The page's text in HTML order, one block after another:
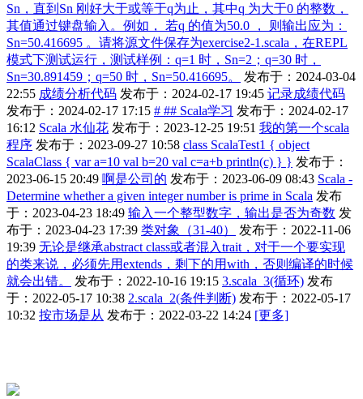
Sn，直到Sn 刚好大于或等于q为止，其中q 为大于0 的整数，
其值通过键盘输入。例如， 若q 的值为50.0 ， 则输出应为：
Sn=50.416695 。请将源文件保存为exercise2-1.scala，在REPL
模式下测试运行，测试样例：q=1 时，Sn=2；q=30 时，
Sn=30.891459；q=50 时，Sn=50.416695。
发布于：2024-03-04
22:55 成绩分析代码 发布于：2024-02-17 19:45 记录成绩代码
发布于：2024-02-17 17:15 # ## Scala学习 发布于：2024-02-17
16:12 Scala 水仙花 发布于：2023-12-25 19:51 我的第一个scala
程序 发布于：2023-09-27 10:58 class ScalaTest1 { object
ScalaClass { var a=10 val b=20 val c=a+b println(c) } } 发布于：
2023-06-15 20:49 啊是公司的 发布于：2023-06-09 08:43 Scala -
Determine whether a given integer number is prime in Scala 发布
于：2023-04-23 18:49 输入一个整型数字，输出是否为奇数 发
布于：2023-04-23 17:39 类对象（31-40）
发布于：2022-11-06
19:39 无论是继承abstract class或者混入trait，对于一个要实现
的类来说，必须先用extends，剩下的用with，否则编译的时候
就会出错。
发布于：2022-10-16 19:15 3.scala_3(循环) 发布
于：2022-05-17 10:38 2.scala_2(条件判断) 发布于：2022-05-17
10:32 按市场是从 发布于：2022-03-22 14:24 [更多]